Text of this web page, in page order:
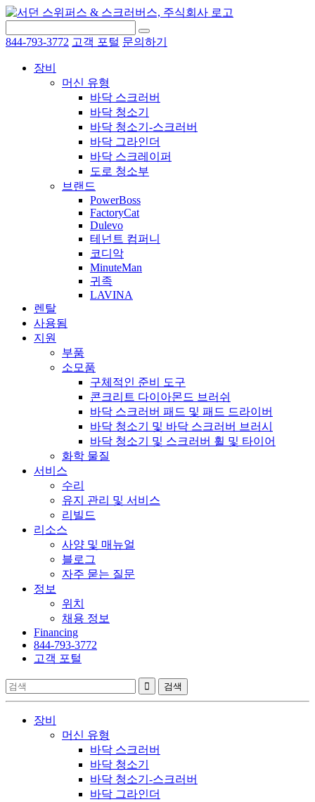
844-793-3772 고객 포털 문의하기
장비
머신 유형
바닥 스크러버
바닥 청소기
바닥 청소기-스크러버
바닥 그라인더
바닥 스크레이퍼
도로 청소부
브랜드
PowerBoss
FactoryCat
Dulevo
테넌트 컴퍼니
코디악
MinuteMan
귀족
LAVINA
렌탈
사용됨
지원
부품
소모품
구체적인 준비 도구
콘크리트 다이아몬드 브러쉬
바닥 스크러버 패드 및 패드 드라이버
바닥 청소기 및 바닥 스크러버 브러시
바닥 청소기 및 스크러버 휠 및 타이어
화학 물질
서비스
수리
유지 관리 및 서비스
리빌드
리소스
사양 및 매뉴얼
블로그
자주 묻는 질문
정보
위치
채용 정보
Financing
844-793-3772
고객 포털
장비
머신 유형
바닥 스크러버
바닥 청소기
바닥 청소기-스크러버
바닥 그라인더